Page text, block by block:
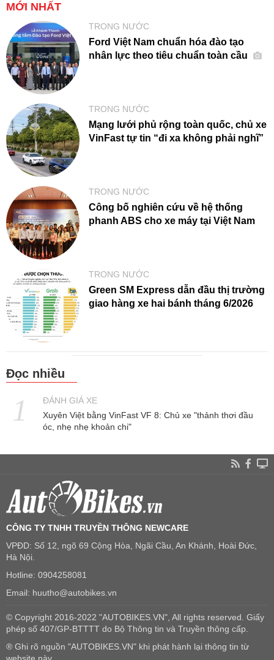
MỚI NHẤT
TRONG NƯỚC
Ford Việt Nam chuẩn hóa đào tạo
nhân lực theo tiêu chuẩn toàn cầu
TRONG NƯỚC
Mạng lưới phủ rộng toàn quốc, chủ xe
VinFast tự tin “đi xa không phải nghĩ”
TRONG NƯỚC
Công bố nghiên cứu về hệ thống
phanh ABS cho xe máy tại Việt Nam
TRONG NƯỚC
Green SM Express dẫn đầu thị trường
giao hàng xe hai bánh tháng 6/2026
Đọc nhiều
ĐÁNH GIÁ XE
Xuyên Việt bằng VinFast VF 8: Chủ xe "thảnh thơi đầu
óc, nhẹ nhẹ khoản chi"
CÔNG TY TNHH TRUYỀN THÔNG NEWCARE
VPĐD: Số 12, ngõ 69 Cộng Hòa, Ngãi Cầu, An Khánh, Hoài Đức,
Hà Nội.
Hotline: 0904258081
Email: huutho@autobikes.vn
© Copyright 2016-2022 "AUTOBIKES.VN", All rights reserved. Giấy
phép số 407/GP-BTTTT do Bộ Thông tin và Truyền thông cấp.
® Ghi rõ nguồn "AUTOBIKES.VN" khi phát hành lại thông tin từ